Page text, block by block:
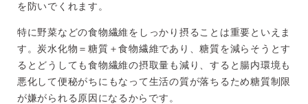
を防いでくれます。
特に野菜などの食物繊維をしっかり摂ることは重要といえま
す。炭水化物＝糖質＋食物繊維であり、糖質を減らそうとす
るとどうして も食物繊維の摂取量も減り、すると腸内環境も
悪化して便秘がちに もなって生活の質が落ちるため糖質制限
が嫌がられる原因になるからです。